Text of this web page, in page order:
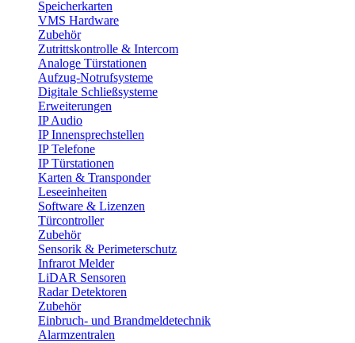
Speicherkarten
VMS Hardware
Zubehör
Zutrittskontrolle & Intercom
Analoge Türstationen
Aufzug-Notrufsysteme
Digitale Schließsysteme
Erweiterungen
IP Audio
IP Innensprechstellen
IP Telefone
IP Türstationen
Karten & Transponder
Leseeinheiten
Software & Lizenzen
Türcontroller
Zubehör
Sensorik & Perimeterschutz
Infrarot Melder
LiDAR Sensoren
Radar Detektoren
Zubehör
Einbruch- und Brandmeldetechnik
Alarmzentralen